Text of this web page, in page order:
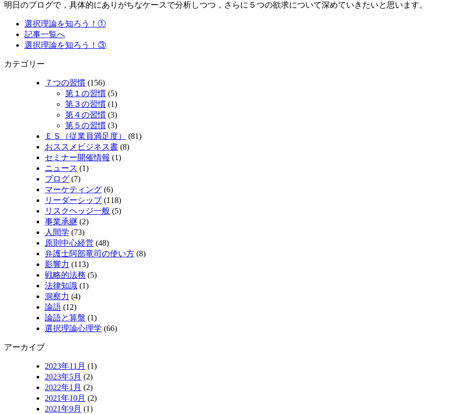
明日のブログで，具体的にありがちなケースで分析しつつ，さらに５つの欲求について深めていきたいと思います。
選択理論を知ろう！①
記事一覧へ
選択理論を知ろう！③
カテゴリー
７つの習慣 (156)
第１の習慣 (5)
第３の習慣 (1)
第４の習慣 (3)
第５の習慣 (3)
ＥＳ（従業員満足度）
(81)
おススメビジネス書 (8)
セミナー開催情報 (1)
ニュース (1)
ブログ (7)
マーケティング (6)
リーダーシップ(118)
リスクヘッジ一般 (5)
事業承継 (2)
人間学 (73)
原則中心経営 (48)
弁護士阿部竜司の使い方 (8)
影響力 (113)
戦略的法務 (5)
法律知識 (1)
洞察力 (4)
論語 (12)
論語と算盤 (1)
選択理論心理学 (66)
アーカイブ
2023年11月 (1)
2023年5月 (2)
2022年1月 (2)
2021年10月 (2)
2021年9月 (1)